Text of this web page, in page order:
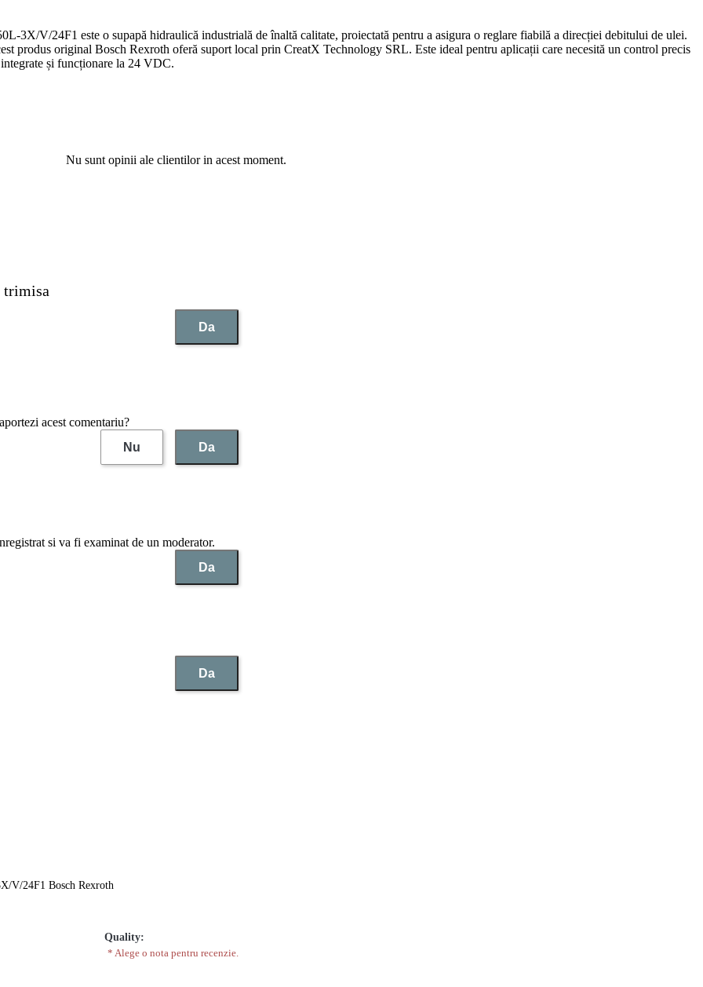
V/24F1 este o supapă hidraulică industrială de înaltă calitate, proiectată pentru a asigura o reglare fiabilă a direcției debitului de ulei.
produs original Bosch Rexroth oferă suport local prin CreatX Technology SRL. Este ideal pentru aplicații care necesită un control precis
și funcționare la 24 VDC.
Nu sunt opinii ale clientilor in acest moment.
trimisa
Da
acest comentariu?
Nu
Da
si va fi examinat de un moderator.
Da
Da
V/24F1 Bosch Rexroth
Quality:
* Alege o nota pentru recenzie.